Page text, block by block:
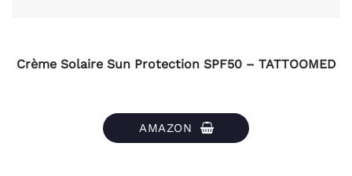
Crème Solaire Sun Protection SPF50 – TATTOOMED
AMAZON